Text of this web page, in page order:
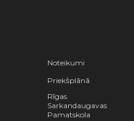
Noteikumi
Priekšplānā
Rīgas
Sarkandaugavas
Pamatskola